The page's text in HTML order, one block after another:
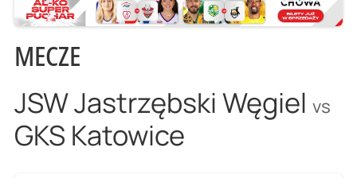
MECZE
JSW Jastrzębski Węgiel vs
GKS Katowice